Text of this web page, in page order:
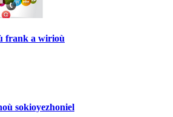
frank a wirioù
sokioyezhoniel